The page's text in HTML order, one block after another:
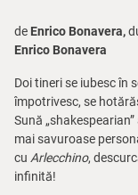
de Enrico Bonavera,
Enrico Bonavera
Doi tineri se iubesc în
împotrivesc, se
Sună
mai savuroase
cu Arlecchino,
infinită!